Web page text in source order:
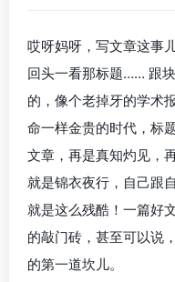
哎呀妈呀，写文章这事
回头一看那标题…… 跟
的，像个老掉牙的学术
命一样金贵的时代，标
文章，再是真知灼见，
就是锦衣夜行，自己跟
就是这么残酷！一篇好
的敲门砖，甚至可以说
的第一道坎儿。